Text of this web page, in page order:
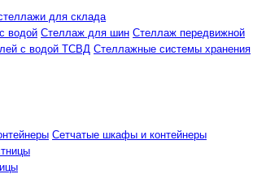
для склада
водой Стеллаж для шин Стеллаж передвижной
с водой ТСВД Стеллажные системы хранения
Сетчатые шкафы и контейнеры